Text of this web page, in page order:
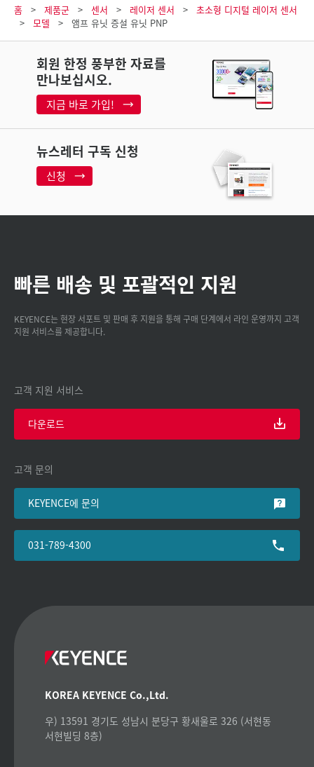
홈 제품군 센서 레이저 센서
초소형 디지털 레이저 센서
모델
앰프 유닛 증설 유닛 PNP
회원 한정 풍부한 자료를
만나보십시오.
지금 바로 가입!
뉴스레터 구독 신청
신청
빠른 배송 및 포괄적인 지원
KEYENCE는 현장 서포트 및 판매 후 지원을 통해 구매 단계에서 라인 운영까지 고객
지원 서비스를 제공합니다.
고객 지원 서비스
다운로드
고객 문의
KEYENCE에 문의
031-789-4300
KOREA KEYENCE Co.,Ltd.
우) 13591 경기도 성남시 분당구 황새울로 326 (서현동
서현빌딩 8층)